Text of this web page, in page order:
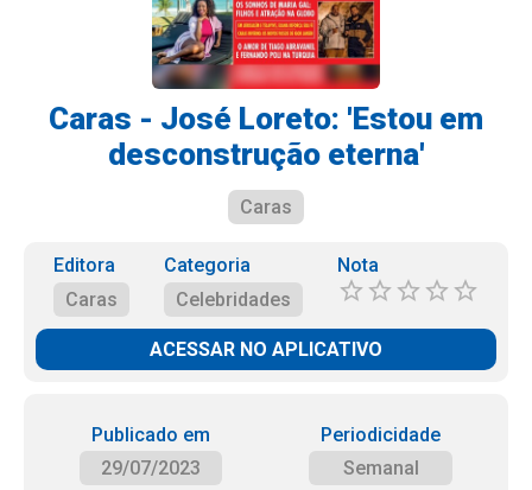
Caras - José Loreto: 'Estou em
desconstrução eterna'
Caras
Editora
Caras
Categoria
Celebridades
Nota
ACESSAR NO APLICATIVO
Publicado em
29/07/2023
Periodicidade
Semanal